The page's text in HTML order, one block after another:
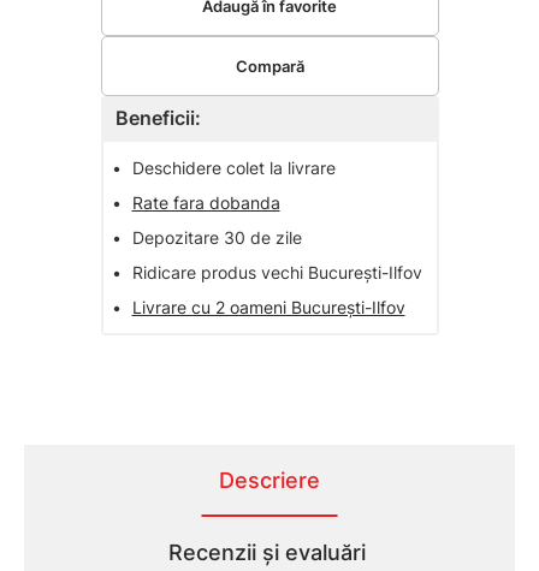
Beneficii:
•
Deschidere colet la livrare
•
Rate fara dobanda
•
Depozitare 30 de zile
•
Ridicare produs vechi București-Ilfov
•
Livrare cu 2 oameni București-Ilfov
Adaugă în favorite
Compară
Descriere
Recenzii și evaluări